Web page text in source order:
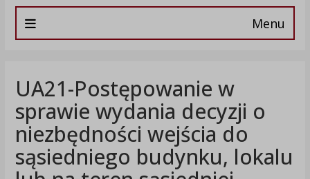
Menu
UA21-Postępowanie w
sprawie wydania decyzji o
niezbędności wejścia do
sąsiedniego budynku, lokalu